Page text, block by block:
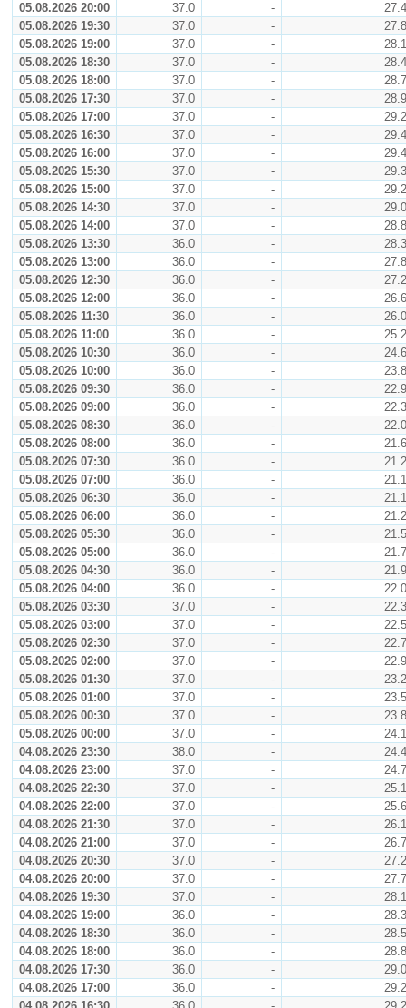
05.08.2026 20:00
37.0 -
27.4
05.08.2026 19:30
37.0 -
27.8
05.08.2026 19:00
37.0 -
28.1
05.08.2026 18:30
37.0 -
28.4
05.08.2026 18:00
37.0 -
28.7
05.08.2026 17:30
37.0 -
28.9
05.08.2026 17:00
37.0 -
29.2
05.08.2026 16:30
37.0 -
29.4
05.08.2026 16:00
37.0 -
29.4
05.08.2026 15:30
37.0 -
29.3
05.08.2026 15:00
37.0 -
29.2
05.08.2026 14:30
37.0 -
29.0
05.08.2026 14:00
37.0 -
28.8
05.08.2026 13:30
36.0 -
28.3
05.08.2026 13:00
36.0 -
27.8
05.08.2026 12:30
36.0 -
27.2
05.08.2026 12:00
36.0 -
26.6
05.08.2026 11:30
36.0 -
26.0
05.08.2026 11:00
36.0 -
25.2
05.08.2026 10:30
36.0 -
24.6
05.08.2026 10:00
36.0 -
23.8
05.08.2026 09:30
36.0 -
22.9
05.08.2026 09:00
36.0 -
22.3
05.08.2026 08:30
36.0 -
22.0
05.08.2026 08:00
36.0 -
21.6
05.08.2026 07:30
36.0 -
21.2
05.08.2026 07:00
36.0 -
21.1
05.08.2026 06:30
36.0 -
21.1
05.08.2026 06:00
36.0 -
21.2
05.08.2026 05:30
36.0 -
21.5
05.08.2026 05:00
36.0 -
21.7
05.08.2026 04:30
36.0 -
21.9
05.08.2026 04:00
36.0 -
22.0
05.08.2026 03:30
37.0 -
22.3
05.08.2026 03:00
37.0 -
22.5
05.08.2026 02:30
37.0 -
22.7
05.08.2026 02:00
37.0 -
22.9
05.08.2026 01:30
37.0 -
23.2
05.08.2026 01:00
37.0 -
23.5
05.08.2026 00:30
37.0 -
23.8
05.08.2026 00:00
37.0 -
24.1
04.08.2026 23:30
38.0 -
24.4
04.08.2026 23:00
37.0 -
24.7
04.08.2026 22:30
37.0 -
25.1
04.08.2026 22:00
37.0 -
25.6
04.08.2026 21:30
37.0 -
26.1
04.08.2026 21:00
37.0 -
26.7
04.08.2026 20:30
37.0 -
27.2
04.08.2026 20:00
37.0 -
27.7
04.08.2026 19:30
37.0 -
28.1
04.08.2026 19:00
36.0 -
28.3
04.08.2026 18:30
36.0 -
28.5
04.08.2026 18:00
36.0 -
28.8
04.08.2026 17:30
36.0 -
29.0
04.08.2026 17:00
36.0 -
29.2